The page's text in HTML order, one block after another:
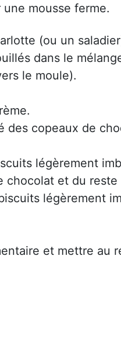
mousse ferme.
(ou un
dans le
le moule).
des copeaux de
légèrement
chocolat et du reste
légèrement
et mettre au